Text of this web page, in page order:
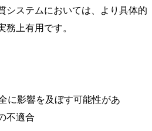
システムにおいては、より具体的
務上有用です。
に影響を及ぼす可能性があ
不適合